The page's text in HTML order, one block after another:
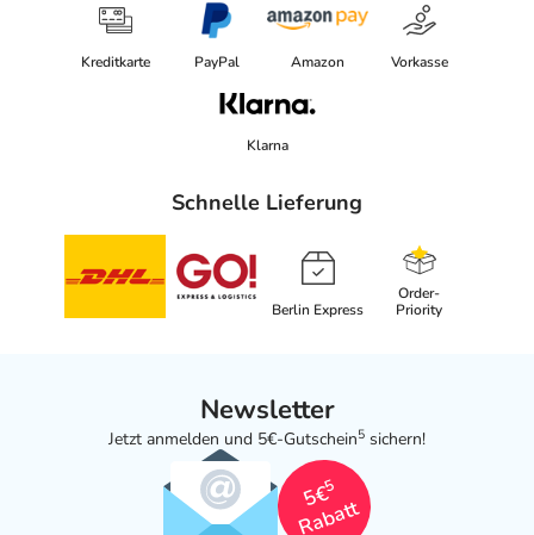
Kreditkarte PayPal Amazon Vorkasse
Klarna
Schnelle Lieferung
Berlin Express
Order-
Priority
Newsletter
Jetzt anmelden und 5€-Gutschein5 sichern!
5€
5
Rabatt